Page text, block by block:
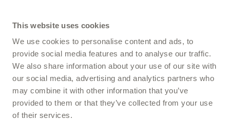
This website uses cookies
We use cookies to personalise content and ads, to
provide social media features and to analyse our traffic.
We also share information about your use of our site with
our social media, advertising and analytics partners who
may combine it with other information that you’ve
provided to them or that they’ve collected from your use
of their services.
ZDROWIE
Infekcje intymne na wakacjach?
Sprawdź, jak ich uniknąć!